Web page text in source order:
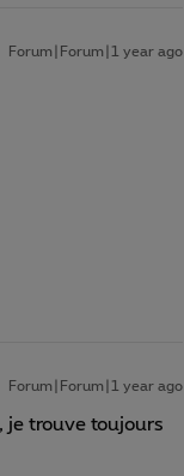
Forum|Forum|1 year ago
Forum|Forum|1 year ago
je trouve toujours